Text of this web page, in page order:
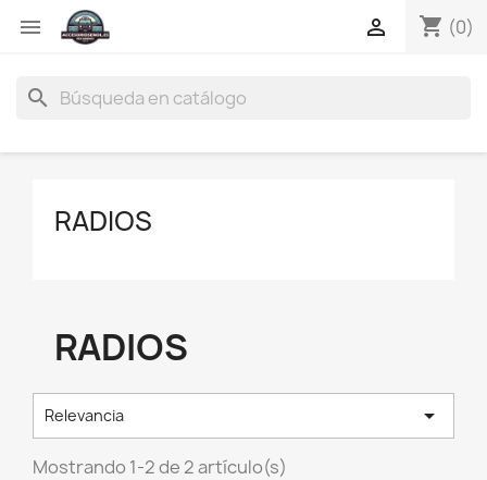
 shopping_cart (0)

search
RADIOS
RADIOS
Relevancia 
Mostrando 1-2 de 2 artículo(s)